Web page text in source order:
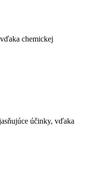
chemickej
účinky, vďaka